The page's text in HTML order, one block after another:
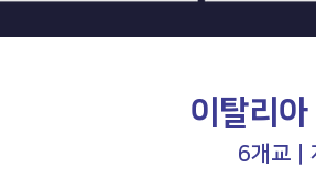
이탈리
6개교｜